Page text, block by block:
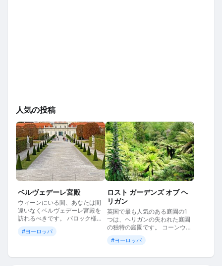
人気の投稿
ベルヴェデーレ宮殿
ウィーンにいる間、あなたは間
違いなくベルヴェデーレ宮殿を
訪れるべきです。 バロック様式
の宮殿様式の建築複合体は本当
に美しくエレガントなので、オ
の歴史 1714年、オーストリア
#ヨーロッパ
ロスト ガーデンズ オブ ヘ
リガン
英国で最も人気のある庭園の1
つは、ヘリガンの失われた庭園
の独特の庭園です。 コーンウォ
ールは、約81ヘクタールの面積
をカバーする素晴らしい植物園
創造者は、18世紀から20世紀初
#ヨーロッパ